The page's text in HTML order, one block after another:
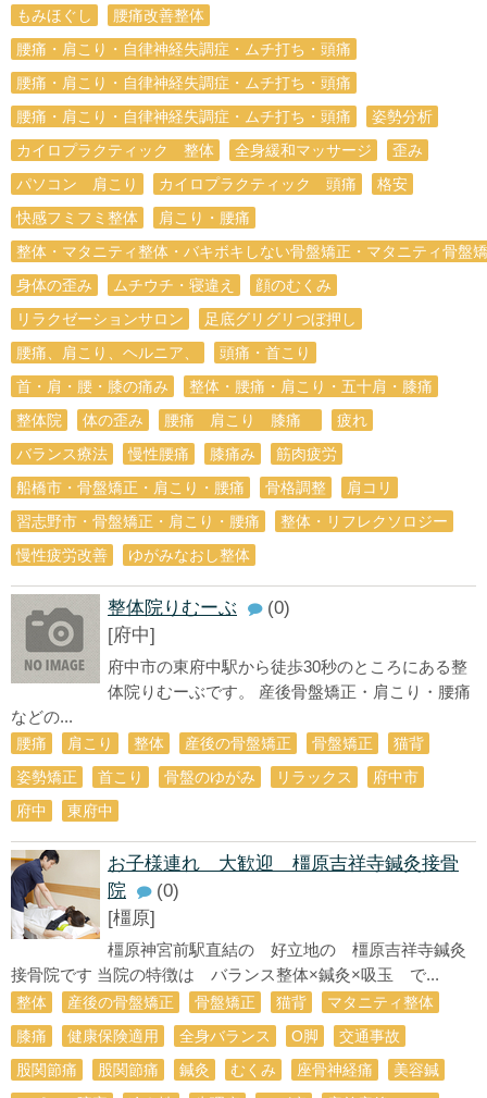
もみほぐし
腰痛改善整体
腰痛・肩こり・自律神経失調症・ムチ打ち・頭痛
腰痛・肩こり・自律神経失調症・ムチ打ち・頭痛
腰痛・肩こり・自律神経失調症・ムチ打ち・頭痛
姿勢分析
カイロプラクティック 整体
全身緩和マッサージ
歪み
パソコン 肩こり
カイロプラクティック 頭痛
格安
快感フミフミ整体
肩こり・腰痛
整体・マタニティ整体・バキボキしない骨盤矯正・マタニティ骨盤
身体の歪み
ムチウチ・寝違え
顔のむくみ
リラクゼーションサロン
足底グリグリつぼ押し
腰痛、肩こり、ヘルニア、
頭痛・首こり
首・肩・腰・膝の痛み
整体・腰痛・肩こり・五十肩・膝痛
整体院
体の歪み 腰痛 肩こり 膝痛
疲れ
バランス療法
慢性腰痛 膝痛み
筋肉疲労
船橋市・骨盤矯正・肩こり・腰痛
骨格調整
肩コリ
習志野市・骨盤矯正・肩こり・腰痛
整体・リフレクソロジー
慢性疲労改善
ゆがみなおし整体
整体院りむーぶ
(0)
[府中]
府中市の東府中駅から徒歩30秒のところにある整
体院りむーぶです。 産後骨盤矯正・肩こり・腰痛
などの...
腰痛 肩こり 整体 産後の骨盤矯正 骨盤矯正
猫背
姿勢矯正
首こり 骨盤のゆがみ リラックス
府中市
府中
東府中
お子様連れ 大歓迎 橿原吉祥寺鍼灸接骨
院
(0)
[橿原]
橿原神宮前駅直結の 好立地の 橿原吉祥寺鍼灸
接骨院です 当院の特徴は バランス整体×鍼灸×吸玉 で...
整体 産後の骨盤矯正 骨盤矯正 猫背
マタニティ整体
膝痛
健康保険適用 全身バランス О脚
交通事故
股関節痛
股関節痛 鍼灸 むくみ 座骨神経痛
美容鍼